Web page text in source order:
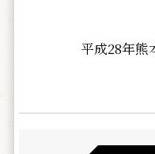
平成28年熊